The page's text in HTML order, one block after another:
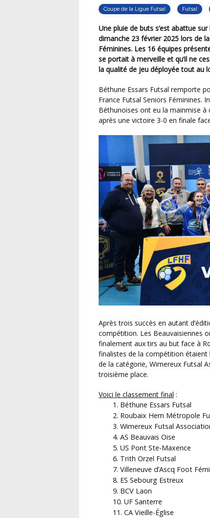
Coupe de la Ligue Futsal Futsal
Une pluie de buts s’est abattue sur les salles des sports Giraudon et Gambetta d’Arras
dimanche 23 février 2025 lors de
Féminines. Les 16 équipes
se portait à merveille et qu’il ne
la qualité de jeu déployée tout au
Béthune Essars Futsal remporte pour la première fois de son histoire la Coupe des Hauts-de-
France Futsal Seniors Féminines.
Béthunoises ont eu la mainmise
après une victoire 3-0 en finale
Après trois succès en autant d’éditions, l’AS Beauvais Oise était l’ogre à abattre dans cette
compétition. Les Beauvaisiennes
finalement aux tirs au but face à
finalistes de la compétition étaient
de la catégorie, Wimereux Futsal
troisième place.
Voici le classement final :
Béthune Essars Futsal
Roubaix Hem Métropole
Wimereux Futsal
AS Beauvais Oise
US Pont Ste-Maxence
Trith Orzel Futsal
Villeneuve d’Ascq Foot
ES Sebourg Estreux
BCV Laon
UF Santerre
CA Vieille-Église